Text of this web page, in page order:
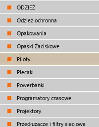
ODZIEŻ
Odzież ochronna
Opakowania
Opaski Zaciskowe
Piloty
Plecaki
Powerbanki
Programatory czasowe
Projektory
Przedłużacze i filtry sieciowe